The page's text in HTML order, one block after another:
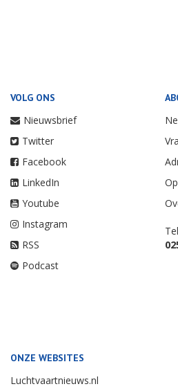
VOLG ONS
Nieuwsbrief
Twitter
Facebook
LinkedIn
Youtube
Instagram
RSS
Podcast
ONZE WEBSITES
Luchtvaartnieuws.nl